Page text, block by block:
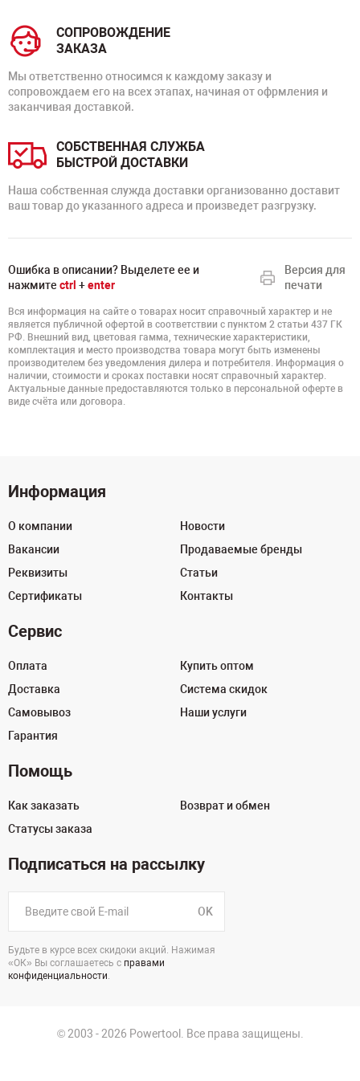
СОПРОВОЖДЕНИЕ
ЗАКАЗА
Мы ответственно относимся к каждому заказу и
сопровождаем его на всех этапах, начиная от офрмления и
заканчивая доставкой.
СОБСТВЕННАЯ СЛУЖБА
БЫСТРОЙ ДОСТАВКИ
Наша собственная служда доставки организованно доставит
ваш товар до указанного адреса и произведет разгрузку.
Ошибка в описании? Выделете ее и
нажмите ctrl +enter
Версия для
печати
Вся информация на сайте о товарах носит справочный характер и не
является публичной офертой в соответствии с пунктом 2 статьи 437 ГК
РФ. Внешний вид, цветовая гамма, технические характеристики,
комплектация и место производства товара могут быть изменены
производителем без уведомления дилера и потребителя. Информация о
наличии, стоимости и сроках поставки носят справочный характер.
Актуальные данные предоставляются только в персональной оферте в
виде счёта или договора.
Информация
О компании
Вакансии
Реквизиты
Сертификаты
Новости
Продаваемые бренды
Статьи
Контакты
Сервис
Оплата
Доставка
Самовывоз
Гарантия
Купить оптом
Система скидок
Наши услуги
Помощь
Как заказать
Статусы заказа
Возврат и обмен
Подписаться на рассылку
OK
Будьте в курсе всех скидоки акций. Нажимая
«ОК» Вы соглашаетесь с правами
конфиденциальности.
© 2003 - 2026 Powertool. Все права защищены.